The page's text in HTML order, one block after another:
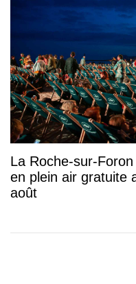
La Roche-sur-
en plein air gratuite
août